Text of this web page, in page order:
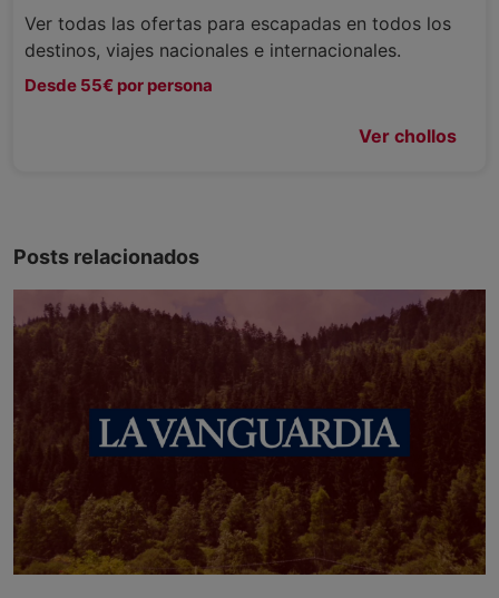
Ver todas las ofertas para escapadas en todos los
destinos, viajes nacionales e internacionales.
Desde 55€ por persona
Ver chollos
Posts relacionados